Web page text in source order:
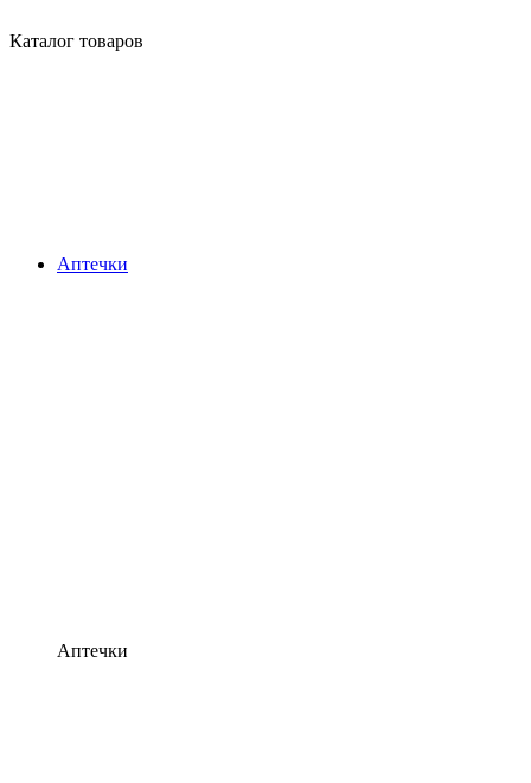
Каталог товаров
Аптечки
Аптечки